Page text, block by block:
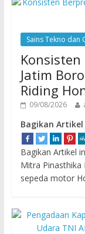
Sains Tekno dan
Jatim
Riding
09/08/2026
Bagikan
Bagikan Artikel
Mitra Pinasthika
sepeda motor